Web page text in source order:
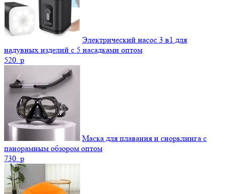
Электрический насос 3 в1 для
надувных изделий с 5 насадками оптом
520. p
Маска для плавания и снорклинга с
панорамным обзором оптом
730. p